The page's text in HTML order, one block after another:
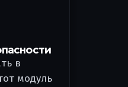
в
модуль